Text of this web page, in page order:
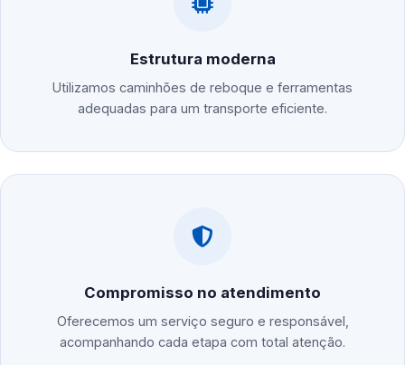
Estrutura moderna
Utilizamos caminhões de reboque e ferramentas
adequadas para um transporte eficiente.
Compromisso no atendimento
Oferecemos um serviço seguro e responsável,
acompanhando cada etapa com total atenção.